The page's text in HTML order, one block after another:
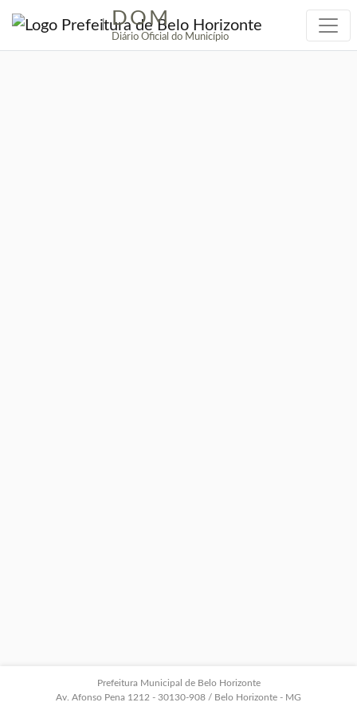
| DOM
Diário Oficial do Município
Prefeitura Municipal de Belo Horizonte
Av. Afonso Pena 1212 - 30130-908 / Belo Horizonte - MG